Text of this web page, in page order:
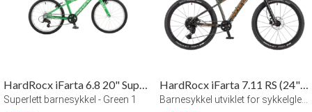
HardRocx iFarta 6.8 20" Superlight
Superlett barnesykkel - Green 1
HardRocx iFarta 7.11 RS (24") Air Fork